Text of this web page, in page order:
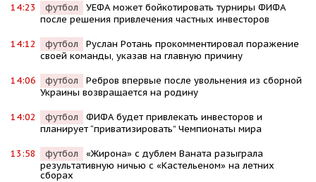
14:23 футбол
УЕФА может бойкотировать турниры ФИФА
после решения привлечения частных инвесторов
14:12 футбол
Руслан Ротань прокомментировал поражение
своей команды, указав на главную причину
14:06 футбол
Ребров впервые после увольнения из сборной
Украины возвращается на родину
14:02 футбол
ФИФА будет привлекать инвесторов и
планирует “приватизировать” Чемпионаты мира
13:58 футбол
«Жирона» с дублем Ваната разыграла
результативную ничью с «Кастельеном» на летних
сборах